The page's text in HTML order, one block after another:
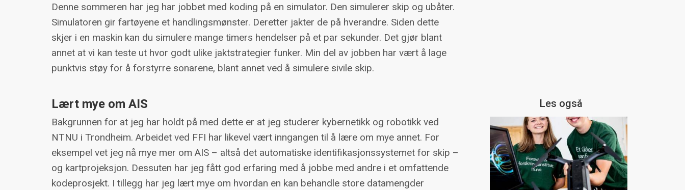
Denne sommeren har jeg har jobbet med koding på en simulator. Den simulerer skip og ubåter.
Simulatoren gir fartøyene et handlingsmønster. Deretter jakter de på hverandre. Siden dette
skjer i en maskin kan du simulere mange timers hendelser på et par sekunder. Det gjør blant
annet at vi kan teste ut hvor godt ulike jaktstrategier funker. Min del av jobben har vært å lage
punktvis støy for å forstyrre sonarene, blant annet ved å simulere sivile skip.
Les også
Lært mye om AIS
Bakgrunnen for at jeg har holdt på med dette er at jeg studerer kybernetikk og robotikk ved
NTNU i Trondheim. Arbeidet ved FFI har likevel vært inngangen til å lære om mye annet. For
eksempel vet jeg nå mye mer om AIS – altså det automatiske identifikasjonssystemet for skip –
og kartprojeksjon. Dessuten har jeg fått god erfaring med å jobbe med andre i et omfattende
kodeprosjekt. I tillegg har jeg lært mye om hvordan en kan behandle store datamengder